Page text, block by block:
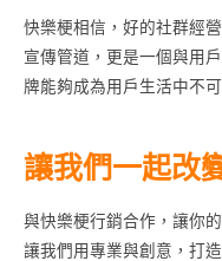
快樂梗相信，好的社群經
宣傳管道，更是一個與用
牌能夠成為用戶生活中不
讓我們一起改
與快樂梗行銷合作，讓你
讓我們用專業與創意，打